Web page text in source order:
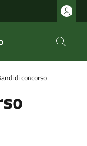
di concorso